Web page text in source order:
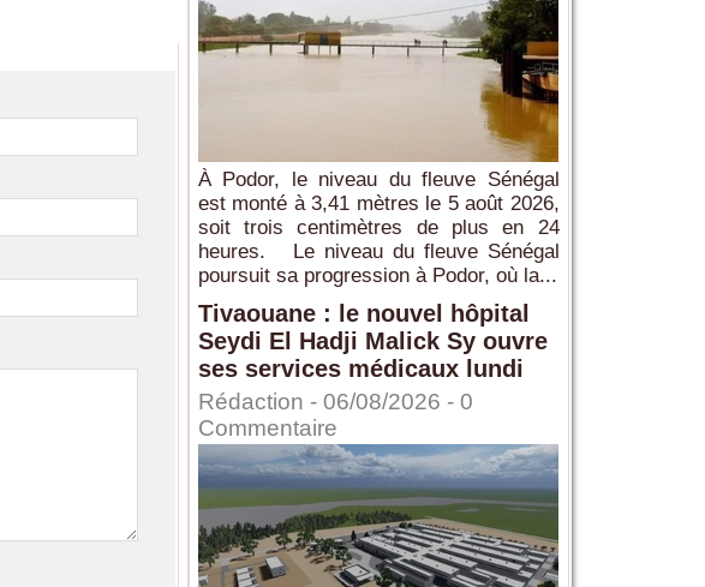
À Podor, le niveau du fleuve Sénégal
est monté à 3,41 mètres le 5 août 2026,
soit trois centimètres de plus en 24
heures. Le niveau du fleuve Sénégal
poursuit sa progression à Podor, où la...
Tivaouane : le nouvel hôpital
Seydi El Hadji Malick Sy ouvre
ses services médicaux lundi
Rédaction - 06/08/2026 - 0
Commentaire